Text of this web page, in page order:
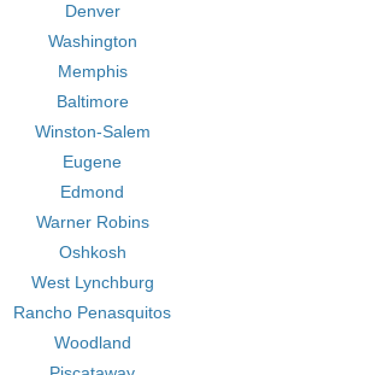
Denver
Washington
Memphis
Baltimore
Winston-Salem
Eugene
Edmond
Warner Robins
Oshkosh
West Lynchburg
Rancho Penasquitos
Woodland